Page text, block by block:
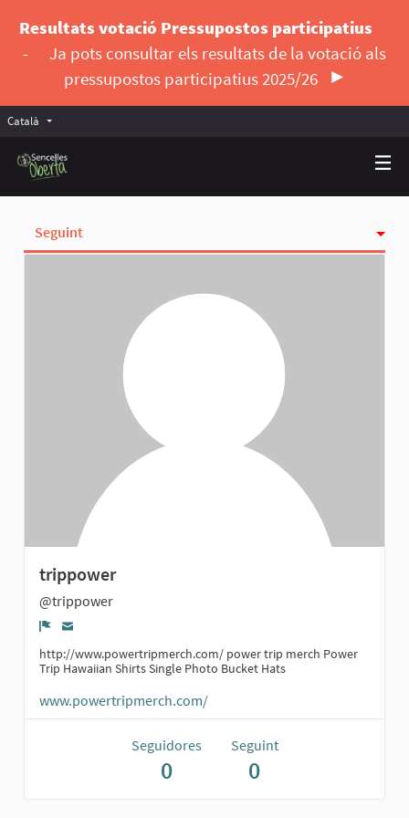
Resultats votació Pressupostos participatius
-
Ja pots consultar els resultats de la votació als
pressupostos participatius 2025/26
Català Triar la llengua
Seguint
trippower
@trippower
Denúncia
http://www.powertripmerch.com/ power trip merch Power
Trip Hawaiian Shirts Single Photo Bucket Hats
www.powertripmerch.com/
Seguidores
0
Seguint
0